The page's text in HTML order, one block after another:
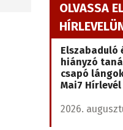
OLVASSA
Elszabaduló
hiányzó
csapó
Mai7 Hírlevél
2026.